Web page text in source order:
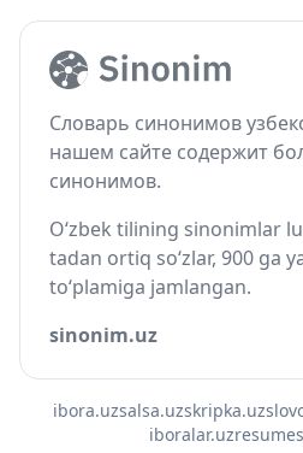
Словарь синонимов
нашем сайте содержит
синонимов.
O‘zbek tilining sinonimlar
tadan ortiq so‘zlar, 900 ga
to‘plamiga jamlangan.
sinonim.uz
ibora.uzsalsa.uzskripka.uz
iboralar.uz